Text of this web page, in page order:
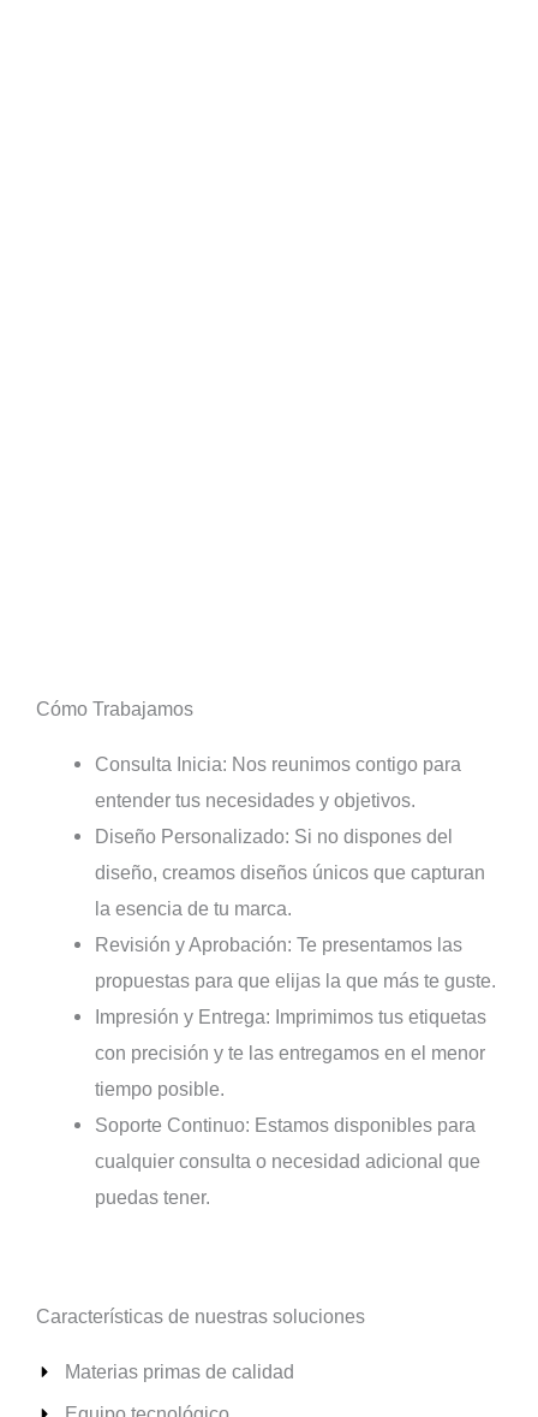
Cómo Trabajamos
Consulta Inicia: Nos reunimos contigo para
entender tus necesidades y objetivos.
Diseño Personalizado: Si no dispones del
diseño, creamos diseños únicos que capturan
la esencia de tu marca.
Revisión y Aprobación: Te presentamos las
propuestas para que elijas la que más te guste.
Impresión y Entrega: Imprimimos tus etiquetas
con precisión y te las entregamos en el menor
tiempo posible.
Soporte Continuo: Estamos disponibles para
cualquier consulta o necesidad adicional que
puedas tener.
Características de nuestras soluciones
Materias primas de calidad